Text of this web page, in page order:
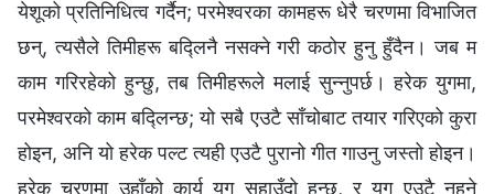
येशूको प्रतिनिधित्व गर्दैन; परमेश्‍वरका कामहरू धेरै चरणमा विभाजित
छन्, त्यसैले तिमीहरू बद्लिनै नसक्ने गरी कठोर हुनु हुँदैन। जब म
काम गरिरहेको हुन्छु, तब तिमीहरूले मलाई सुन्नुपर्छ। हरेक युगमा,
परमेश्‍वरको काम बद्लिन्छ; यो सबै एउटै साँचोबाट तयार गरिएको कुरा
होइन, अनि यो हरेक पल्ट त्यही एउटै पुरानो गीत गाउनु जस्तो होइन।
हरेक चरणमा उहाँको कार्य युग सुहाउँदो हुन्छ, र युग एउटै नहुने